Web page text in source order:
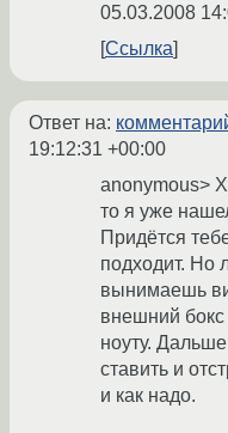
05.03.2008
Ссылка
Ответ на:
19:12:31 +00:00
anonymous>
то я уже
Придётся
подходит. Но
вынимаешь
внешний бокс
ноуту.
ставить и
и как надо.